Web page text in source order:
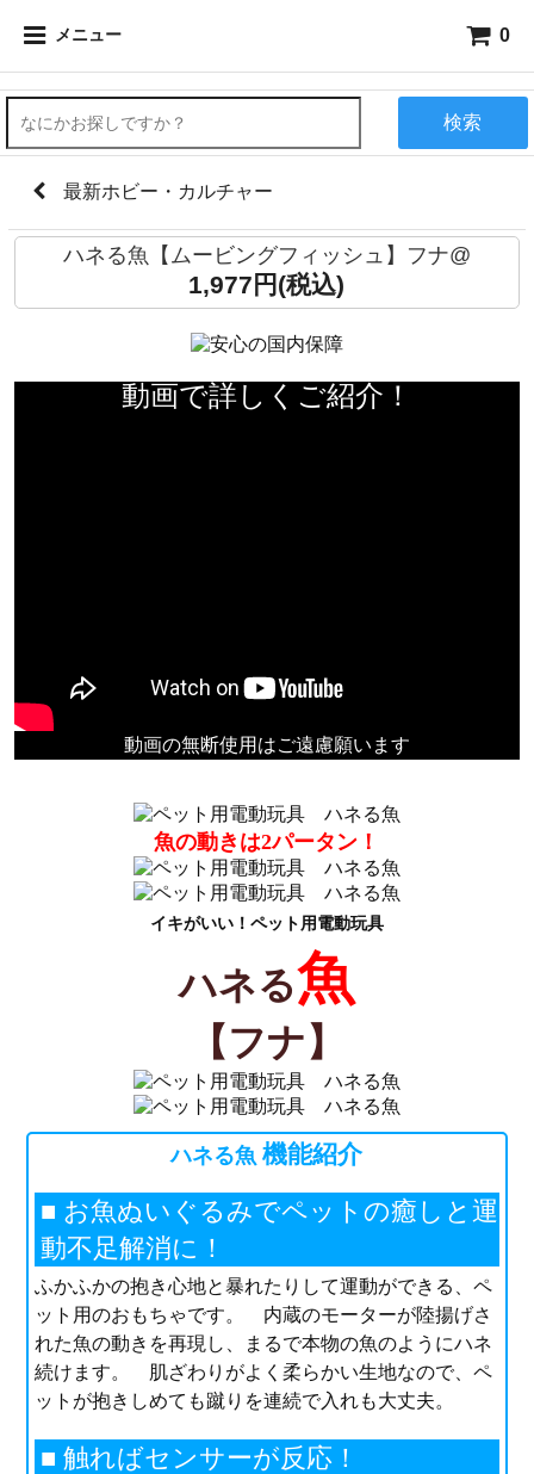
メニュー 0
検索
最新ホビー・カルチャー
ハネる魚【ムービングフィッシュ】フナ@
1,977円(税込)
動画で詳しくご紹介！
動画の無断使用はご遠慮願います
魚の動きは2パータン！
イキがいい！ペット用電動玩具
ハネる魚
【フナ】
ハネる魚 機能紹介
■ お魚ぬいぐるみでペットの癒しと運
動不足解消に！
ふかふかの抱き心地と暴れたりして運動ができる、ペ
ット用のおもちゃです。 内蔵のモーターが陸揚げさ
れた魚の動きを再現し、まるで本物の魚のようにハネ
続けます。 肌ざわりがよく柔らかい生地なので、ペ
ットが抱きしめても蹴りを連続で入れも大丈夫。
■ 触ればセンサーが反応！